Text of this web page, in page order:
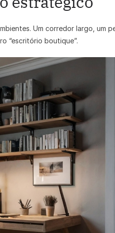
Um corredor largo, um
“escritório boutique”.